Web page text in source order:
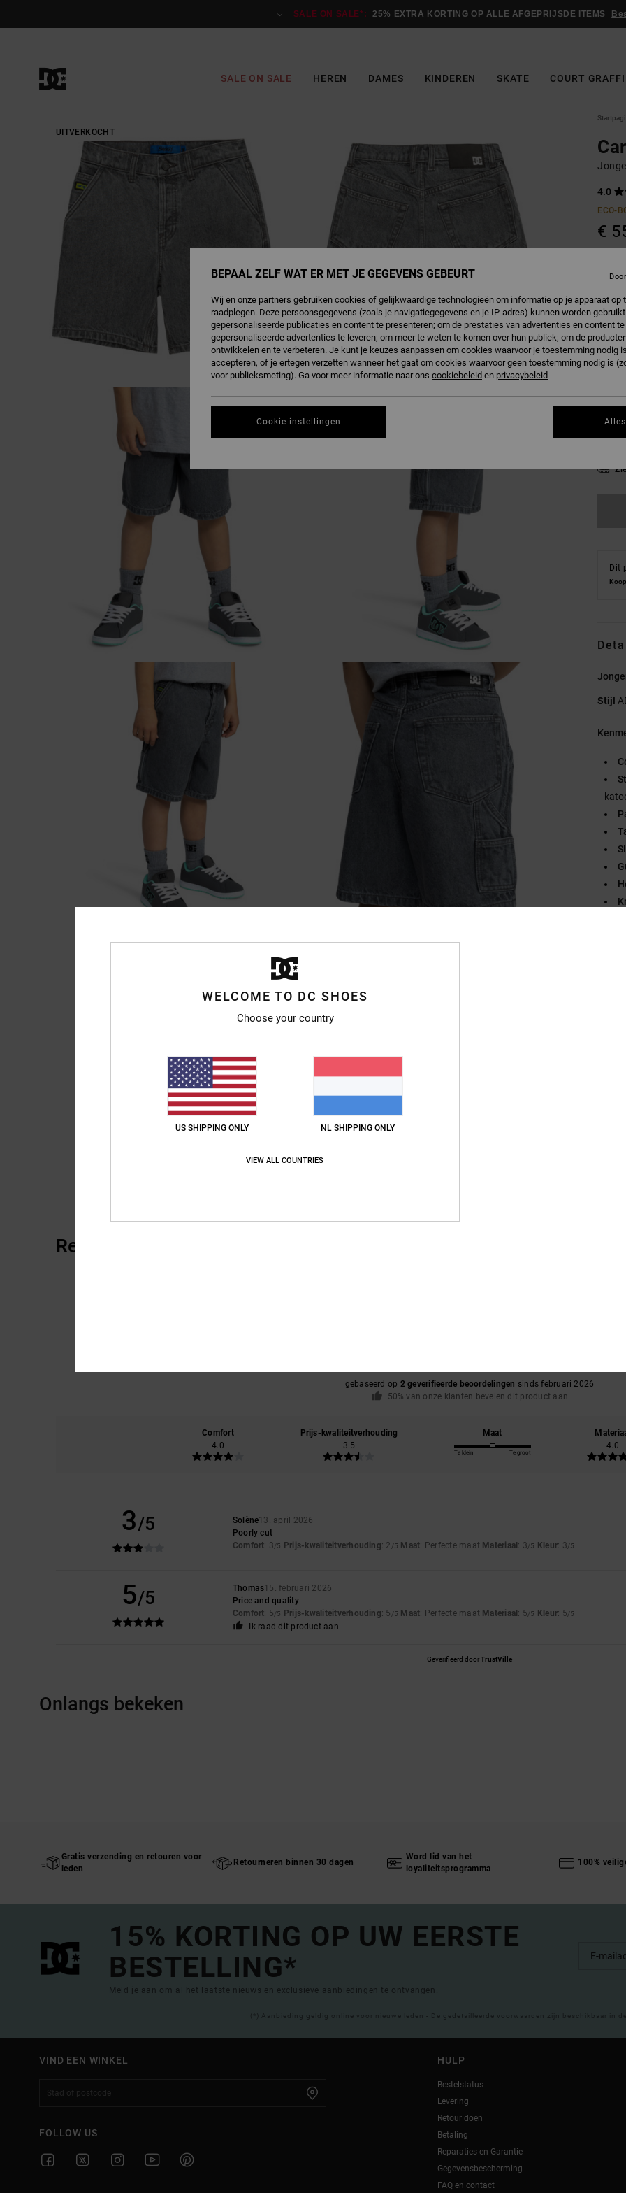
SALE ON SALE*: 25% EXTRA KORTING OP ALLE AFGEPRIJSDE ITEMS
SALE ON SALE HEREN DAMES KINDEREN SKATE COURT
UITVERKOCHT
4.0
ECO-
€
Kleur
24/
Dit
Stijl
Reviews van klanten
gebaseerd op 2 geverifieerde beoordelingen sinds februari 2026
50% van onze klanten bevelen dit product aan
Comfort
4.0
Prijs-kwaliteitverhouding
3.5
Maat
Te klein Te groot
4.0
3/5 Solène13. april 2026
Poorly cut
Comfort: 3/5 Prijs-kwaliteitverhouding: 2 /5 Maat: Perfecte maat Materiaal : 3/5 Kleur: 3/5
5/5 Thomas15. februari 2026
Price and quality
Comfort: 5/5 Prijs-kwaliteitverhouding: 5 /5 Maat: Perfecte maat Materiaal : 5/5 Kleur: 5/5
Ik raad dit product aan
Geverifieerd doorTrustVille
Onlangs bekeken
Gratis verzending en retouren voor
leden
Retourneren binnen 30 dagen
Word lid van het
loyaliteitsprogramma
100%
15% KORTING OP UW EERSTE
BESTELLING*
Meld je aan om al het laatste nieuws en exclusieve aanbiedingen te ontvangen.
(*) Aanbieding geldig online voor nieuwe leden - De gedetailleerde voorwaarden zijn beschikbaar in
VIND EEN WINKEL
FOLLOW US
HULP
Bestelstatus
Levering
Retour doen
Betaling
Reparaties en Garantie
Gegevensbescherming
FAQ en contact
WELCOME TO DC SHOES
Choose your country
US SHIPPING ONLY NL SHIPPING ONLY
VIEW ALL COUNTRIES
BEPAAL ZELF WAT ER MET JE GEGEVENS GEBEURT
Wij en onze partners gebruiken cookies of gelijkwaardige technologieën om informatie op je apparaat op
raadplegen. Deze persoonsgegevens (zoals je navigatiegegevens en je IP-adres) kunnen worden
gepersonaliseerde publicaties en content te presenteren; om de prestaties van advertenties en content
gepersonaliseerde advertenties te leveren; om meer te weten te komen over hun publiek; om de
ontwikkelen en te verbeteren. Je kunt je keuzes aanpassen om cookies waarvoor je toestemming nodig
accepteren, of je ertegen verzetten wanneer het gaat om cookies waarvoor geen toestemming nodig is
voor publieksmeting). Ga voor meer informatie naar ons cookiebeleid en privacybeleid
Cookie-instellingen